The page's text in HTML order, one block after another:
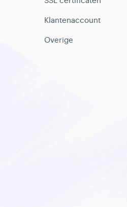
Klantenaccount
Overige